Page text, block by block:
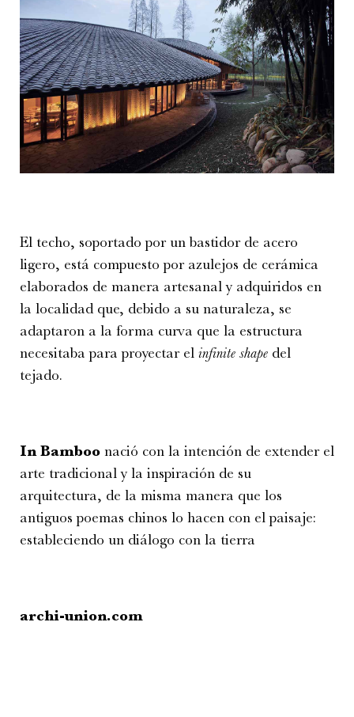
El techo, soportado por un bastidor de acero
ligero, está compuesto por azulejos de cerámica
elaborados de manera artesanal y adquiridos en
la localidad que, debido a su naturaleza, se
adaptaron a la forma curva que la estructura
necesitaba para proyectar el infinite shape del
tejado.
In Bamboo nació con la intención de extender el
arte tradicional y la inspiración de su
arquitectura, de la misma manera que los
antiguos poemas chinos lo hacen con el paisaje:
estableciendo un diálogo con la tierra
archi-union.com